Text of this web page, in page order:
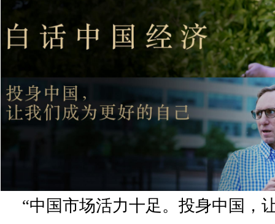
“中国市场活力十足。投身中国，